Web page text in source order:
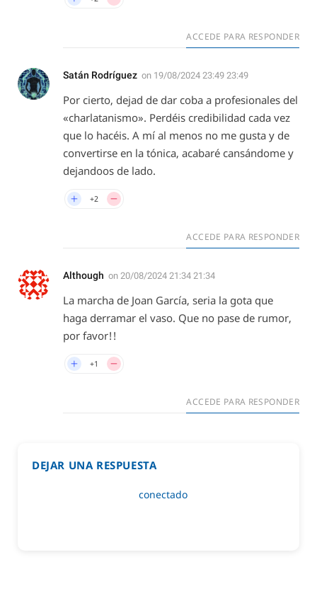
ACCEDE PARA RESPONDER
Satán Rodríguez on 19/08/2024 23:49 23:49
Por cierto, dejad de dar coba a profesionales del
«charlatanismo». Perdéis credibilidad cada vez
que lo hacéis. A mí al menos no me gusta y de
convertirse en la tónica, acabaré cansándome y
dejandoos de lado.
+2
ACCEDE PARA RESPONDER
Although on 20/08/2024 21:34 21:34
La marcha de Joan García, seria la gota que
haga derramar el vaso. Que no pase de rumor,
por favor!!
+1
ACCEDE PARA RESPONDER
DEJAR UNA RESPUESTA
conectado